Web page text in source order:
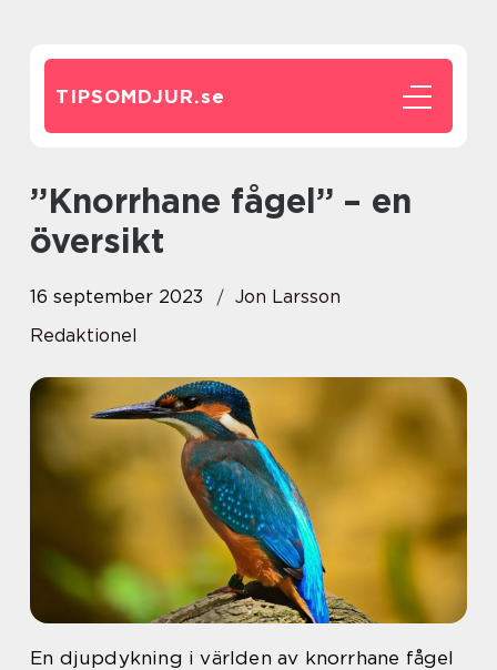
TIPSOMDJUR.se
”Knorrhane fågel” – en
översikt
16 september 2023
Jon Larsson
Redaktionel
En djupdykning i världen av knorrhane fågel